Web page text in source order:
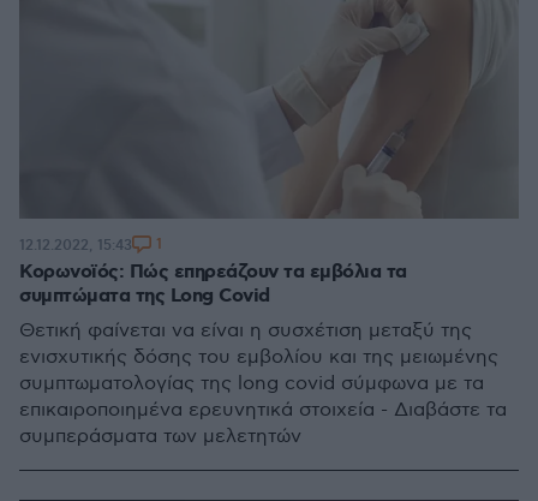
Κορωνοϊός: Πώς επηρεάζουν τα εμβόλια τα
συμπτώματα της Long Covid
Θετική φαίνεται να είναι η συσχέτιση μεταξύ της
ενισχυτικής δόσης του εμβολίου και της μειωμένης
συμπτωματολογίας της long covid σύμφωνα με τα
επικαιροποιημένα ερευνητικά στοιχεία - Διαβάστε τα
συμπεράσματα των μελετητών
12.12.2022, 15:43 1